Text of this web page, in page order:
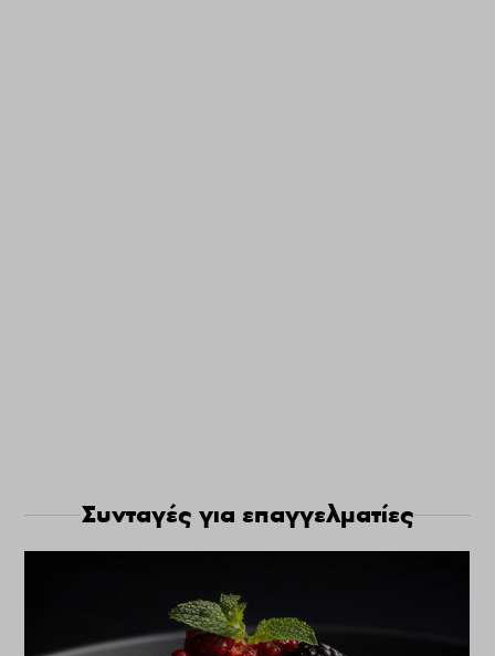
Συνταγές για επαγγελματίες